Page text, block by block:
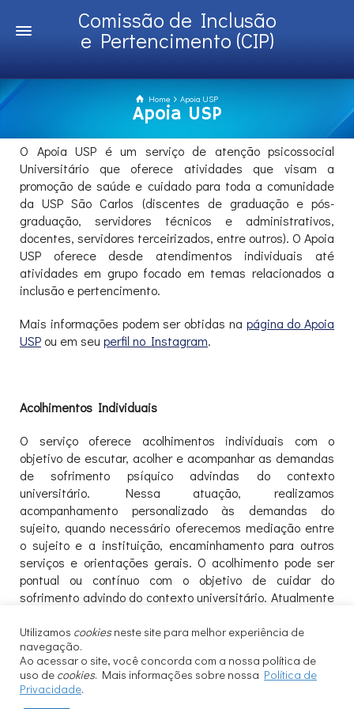
Comissão de Inclusão
e Pertencimento (CIP)
Home Apoia USP
Apoia USP
O Apoia USP é um serviço de atenção psicossocial
Universitário que oferece atividades que visam a
promoção de saúde e cuidado para toda a comunidade
da USP São Carlos (discentes de graduação e pós-
graduação, servidores técnicos e administrativos,
docentes, servidores terceirizados, entre outros). O Apoia
USP oferece desde atendimentos individuais até
atividades em grupo focado em temas relacionados a
inclusão e pertencimento.
Mais informações podem ser obtidas na página do Apoia
USP ou em seu perfil no Instagram.
Acolhimentos Individuais
O serviço oferece acolhimentos individuais com o
objetivo de escutar, acolher e acompanhar as demandas
de sofrimento psíquico advindas do contexto
universitário. Nessa atuação, realizamos
acompanhamento personalizado às demandas do
sujeito, quando necessário oferecemos mediação entre
o sujeito e a instituição, encaminhamento para outros
serviços e orientações gerais. O acolhimento pode ser
pontual ou contínuo com o objetivo de cuidar do
sofrimento advindo do contexto universitário. Atualmente
ocupacional ou pelas assistentes sociais. Em casos
específicos, o atendimento em nossa unidade pode ser
feito por um psicóloga.
Para agendar um atendimento, envie um e-mail para
Utilizamos cookiesneste site para melhor experiência de
navegação.
Ao acessar o site, você concorda com a nossa política de
uso de cookies. Mais informações sobre nossa Política de
Privacidade.